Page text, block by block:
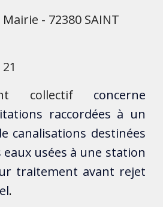
- 72380 SAINT
collectif concerne
raccordées à un
canalisations destinées
usées à une station
traitement avant rejet
.